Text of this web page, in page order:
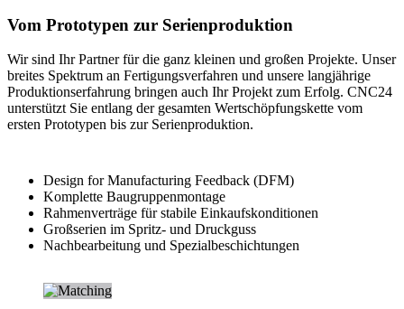
Vom Prototypen zur Serienproduktion
Wir sind Ihr Partner für die ganz kleinen und großen Projekte. Unser
breites Spektrum an Fertigungsverfahren und unsere langjährige
Produktionserfahrung bringen auch Ihr Projekt zum Erfolg. CNC24
unterstützt Sie entlang der gesamten Wertschöpfungskette vom
ersten Prototypen bis zur Serienproduktion.
Design for Manufacturing Feedback (DFM)
Komplette Baugruppenmontage
Rahmenverträge für stabile Einkaufskonditionen
Großserien im Spritz- und Druckguss
Nachbearbeitung und Spezialbeschichtungen